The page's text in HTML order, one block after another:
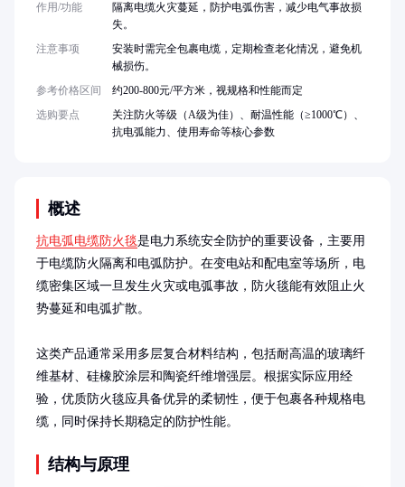
概述
抗电弧电缆防火毯是电力系统安全防护的重要设备，主要用
于电缆防火隔离和电弧防护。在变电站和配电室等场所，电
缆密集区域一旦发生火灾或电弧事故，防火毯能有效阻止火
势蔓延和电弧扩散。
这类产品通常采用多层复合材料结构，包括耐高温的玻璃纤
维基材、硅橡胶涂层和陶瓷纤维增强层。根据实际应用经
验，优质防火毯应具备优异的柔韧性，便于包裹各种规格电
缆，同时保持长期稳定的防护性能。
结构与原理
作用/功能
隔离电缆火灾蔓延，防护电弧伤害，减少电气事故损
失。
注意事项
安装时需完全包裹电缆，定期检查老化情况，避免机
械损伤。
参考价格区间
约200-800元/平方米，视规格和性能而定
选购要点
关注防火等级（A级为佳）、耐温性能（≥1000℃）、
抗电弧能力、使用寿命等核心参数